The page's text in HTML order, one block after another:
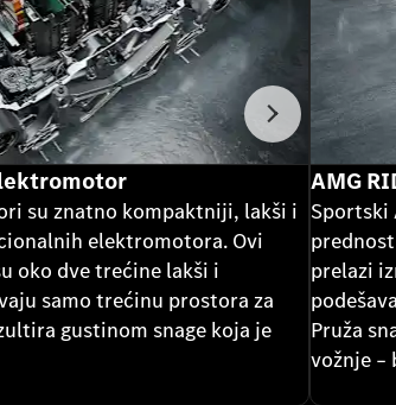
Sledeće
su znatno kompaktniji, lakši i
elektromotora. Ovi
oko dve trećine lakši i
samo trećinu prostora za
gustinom snage koja je
AMG
Sportski
prelazi
Pruža
vožnje –